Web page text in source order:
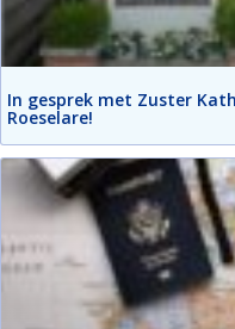
In gesprek met Zuster
Roeselare!